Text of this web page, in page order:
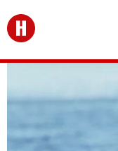
Перейти на главную